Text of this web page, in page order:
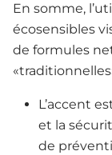
En somme,
écosensibles
de formules
L’accent
et la
de